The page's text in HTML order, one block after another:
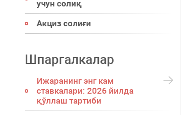
учун солиқ
Акциз солиғи
Шпаргалкалар
Ижаранинг энг кам
ставкалари: 2026 йилда
қўллаш тартиби